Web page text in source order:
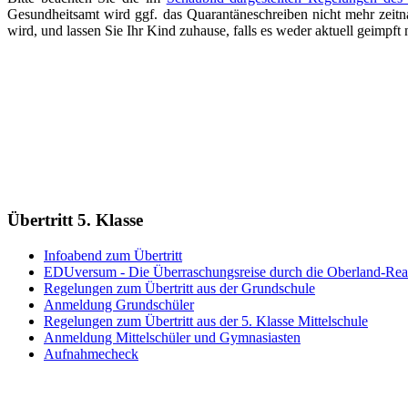
Gesundheitsamt wird ggf. das Quarantäneschreiben nicht mehr
wird, und lassen Sie Ihr Kind zuhause, falls es weder aktuell geimpft
Übertritt 5. Klasse
Infoabend zum Übertritt
EDUversum - Die Überraschungsreise durch die Oberland-
Regelungen zum Übertritt aus der Grundschule
Anmeldung Grundschüler
Regelungen zum Übertritt aus der 5. Klasse Mittelschule
Anmeldung Mittelschüler und Gymnasiasten
Aufnahmecheck